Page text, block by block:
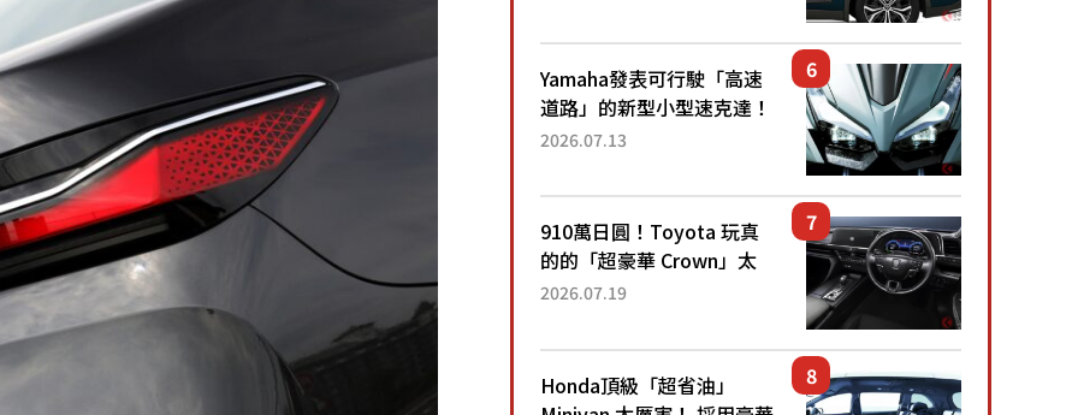
眼！ 配備豐富、超越售價
水準，堪稱高CP值代表的
「...
Yamaha發表可行駛「高速
道路」的新型小型速克達！
搭載能享受超強勁「渦輪
高階「Super Sport」車款
相同的...
2026.07.13
910萬日圓！Toyota 玩真
的的「超豪華 Crown」太
厲害了！採用由「匠人技
運動化「底盤設定」！還配
備專屬豪華...
2026.07.19
Honda頂級「超省油」